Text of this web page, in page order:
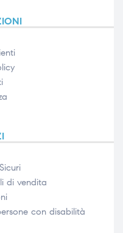
di vendita
con disabilità​